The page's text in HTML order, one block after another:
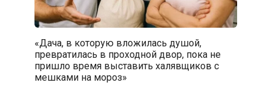
«Дача, в которую вложилась душой,
превратилась в проходной двор, пока не
пришло время выставить халявщиков с
мешками на мороз»